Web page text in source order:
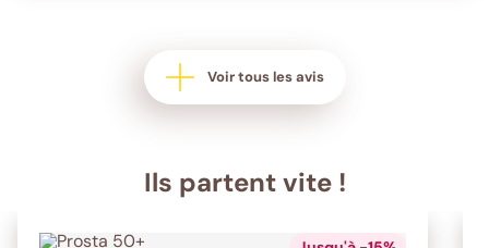
Voir tous les avis
Ils partent vite !